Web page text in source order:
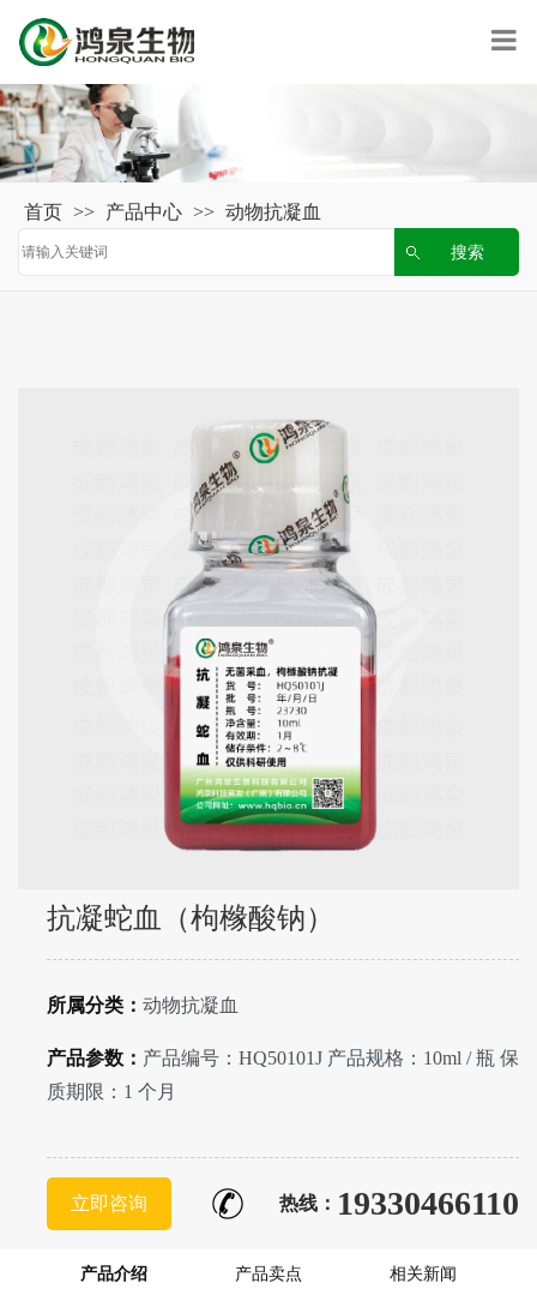
首页 >> 产品中心 >> 动物抗凝血
抗凝蛇血（枸橼酸钠）
所属分类： 动物抗凝血
产品参数： 产品编号：HQ50101J 产品规格：10ml / 瓶 保
质期限：1 个月
立即咨询 热线： 19330466110
产品介绍 产品卖点 相关新闻